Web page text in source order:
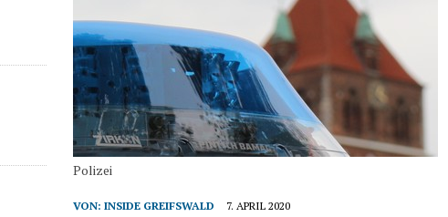
Polizei
VON:INSIDE GREIFSWALD 7. APRIL 2020